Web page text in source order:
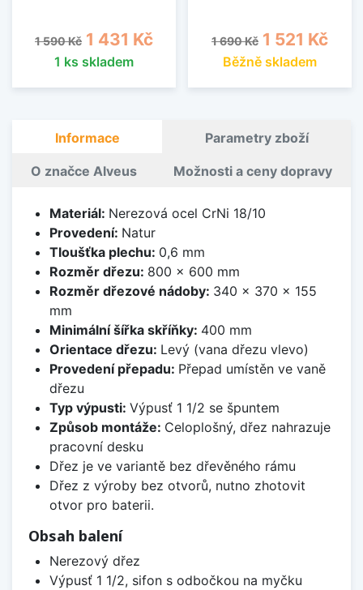
Běžná cena
1 590 Kč Cena
1 431 Kč
1 ks skladem
Běžná cena
1 690 Kč Cena
1 521 Kč
Běžně skladem
Informace Parametry zboží
O značce Alveus Možnosti a ceny dopravy
Materiál: Nerezová ocel CrNi 18/10
Provedení: Natur
Tloušťka plechu: 0,6 mm
Rozměr dřezu: 800 x 600 mm
Rozměr dřezové nádoby: 340 x 370 x 155
mm
Minimální šířka skříňky: 400 mm
Orientace dřezu: Levý (vana dřezu vlevo)
Provedení přepadu: Přepad umístěn ve vaně
dřezu
Typ výpusti: Výpusť 1 1/2 se špuntem
Způsob montáže: Celoplošný, dřez nahrazuje
pracovní desku
Dřez je ve variantě bez dřevěného rámu
Dřez z výroby bez otvorů, nutno zhotovit
otvor pro baterii.
Obsah balení
Nerezový dřez
Výpusť 1 1/2, sifon s odbočkou na myčku